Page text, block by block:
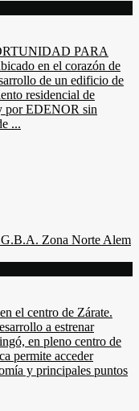
PARA
en el corazón de
de un edificio de
residencial de
por EDENOR sin
...
el centro de Zárate.
a estrenar
en pleno centro de
permite acceder
y principales puntos